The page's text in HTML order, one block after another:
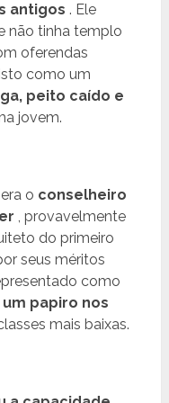
antigos . Ele
não tinha templo
oferendas
como um
peito caído e
jovem.
o conselheiro
, provavelmente
do primeiro
seus méritos
como
papiro nos
mais baixas.